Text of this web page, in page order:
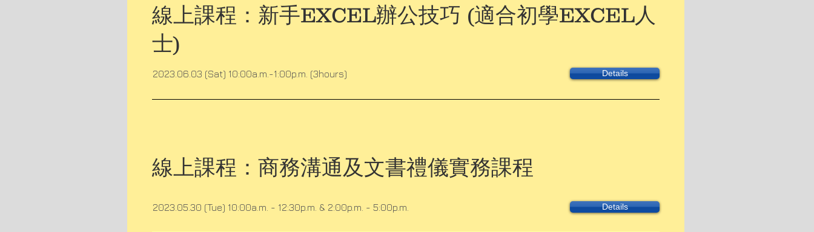
線上課程：新手EXCEL辦公技巧 (適合初學EXCEL人
士)
2023.06.03 (Sat) 10:00a.m.-1:00p.m. (3hours) Details
線上課程：商務溝通及文書禮儀實務課程
2023.05.30 (Tue) 10:00a.m. - 12:30p.m. & 2:00p.m. - 5:00p.m. Details